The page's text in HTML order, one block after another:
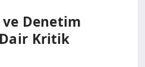
Denetim
Kritik